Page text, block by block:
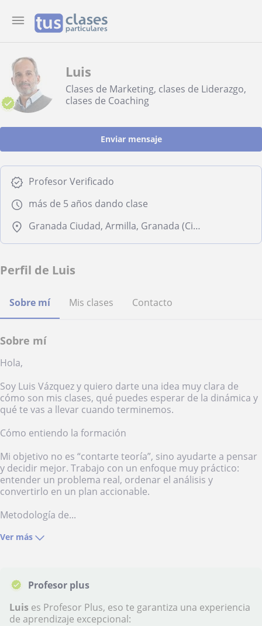
Luis
Clases de Marketing, clases de Liderazgo,
clases de Coaching
Enviar mensaje
Profesor Verificado
más de 5 años dando clase
Granada Ciudad, Armilla, Granada (Ciudad), Jun, Maracena
Perfil de Luis
Sobre mí Mis clases Contacto
Sobre mí
Hola,
Soy Luis Vázquez y quiero darte una idea muy clara de
cómo son mis clases, qué puedes esperar de la dinámica y
qué te vas a llevar cuando terminemos.
Cómo entiendo la formación
Mi objetivo no es “contarte teoría”, sino ayudarte a pensar
y decidir mejor. Trabajo con un enfoque muy práctico:
entender un problema real, ordenar el análisis y
convertirlo en un plan accionable.
Metodología de...
Ver más
Profesor plus
Luis es Profesor Plus, eso te garantiza una experiencia
de aprendizaje excepcional: